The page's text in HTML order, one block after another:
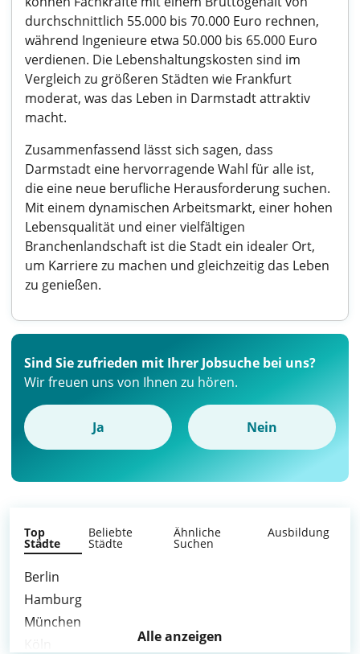
durchschnittlich 55.000 bis 70.000 Euro rechnen,
während Ingenieure etwa 50.000 bis 65.000 Euro
verdienen. Die Lebenshaltungskosten sind im
Vergleich zu größeren Städten wie Frankfurt
moderat, was das Leben in Darmstadt attraktiv
macht.
Zusammenfassend lässt sich sagen, dass
Darmstadt eine hervorragende Wahl für alle ist,
die eine neue berufliche Herausforderung suchen.
Mit einem dynamischen Arbeitsmarkt, einer hohen
Lebensqualität und einer vielfältigen
Branchenlandschaft ist die Stadt ein idealer Ort,
um Karriere zu machen und gleichzeitig das Leben
zu genießen.
Sind Sie zufrieden mit Ihrer Jobsuche bei uns?
Wir freuen uns von Ihnen zu hören.
Ja Nein
Top
Städte
Beliebte
Städte
Ähnliche
Suchen
Ausbildung
Berlin
Hamburg
München
Alle anzeigen